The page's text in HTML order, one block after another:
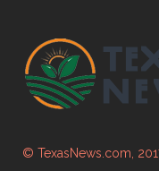
© TexasNews.com,